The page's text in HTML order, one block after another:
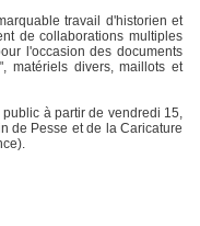
travail d'historien et
de collaborations multiples
l'occasion des documents
matériels divers, maillots et
à partir de vendredi 15,
de Pesse et de la Caricature